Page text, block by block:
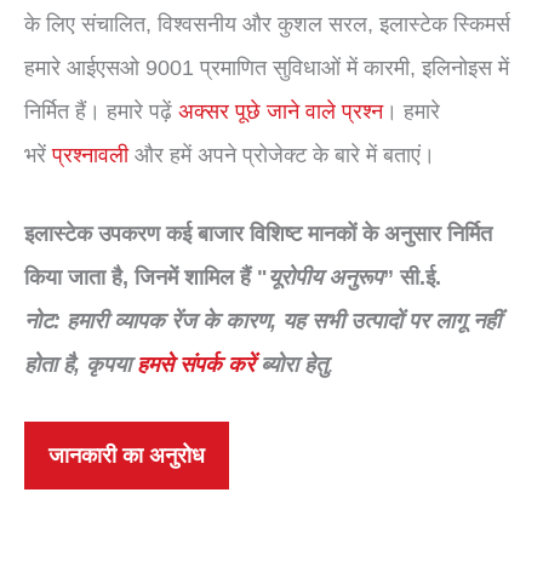
के लिए संचालित, विश्वसनीय और कुशल सरल, इलास्टेक स्किमर्स
हमारे आईएसओ 9001 प्रमाणित सुविधाओं में कारमी, इलिनोइस में
निर्मित हैं। हमारे पढ़ें अक्सर पूछे जाने वाले प्रश्न। हमारे
भरेंप्रश्नावलीऔर हमें अपने प्रोजेक्ट के बारे में बताएं।
इलास्टेक उपकरण कई बाजार विशिष्ट मानकों के अनुसार निर्मित
किया जाता है, जिनमें शामिल हैं "यूरोपीय अनुरूप” सी.ई.
नोट: हमारी व्यापक रेंज के कारण, यह सभी उत्पादों पर लागू नहीं
होता है, कृपयाहमसे संपर्क करेंब्योरा हेतु.
जानकारी का अनुरोध